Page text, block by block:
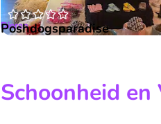

Dieren
Poshdogsparadise
Schoonheid